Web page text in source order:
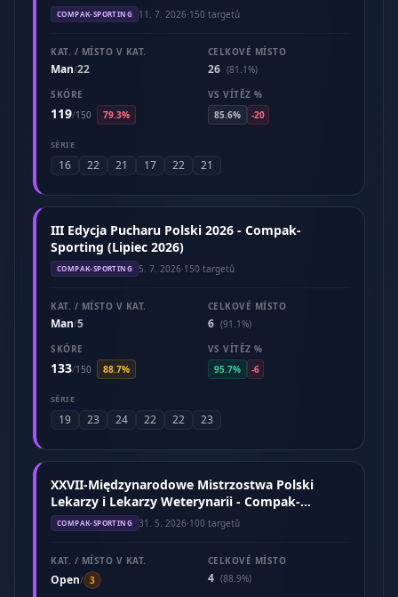
COMPAK-SPORTING 11. 7. 2026·150 targetů
KAT. / MÍSTO V KAT.
Man/22
CELKOVÉ MÍSTO
26 (81.1%)
SKÓRE
119/150 79.3%
VS VÍTĚZ %
85.6%
-20
SÉRIE
16 22 21 17 22 21
III Edycja Pucharu Polski 2026 - Compak-
Sporting (Lipiec 2026)
COMPAK-SPORTING 5. 7. 2026·150 targetů
KAT. / MÍSTO V KAT.
Man/5
CELKOVÉ MÍSTO
6 (91.1%)
SKÓRE
133/150 88.7%
VS VÍTĚZ %
95.7%
-6
SÉRIE
19 23 24 22 22 23
XXVII-Międzynarodowe Mistrzostwa Polski
Lekarzy i Lekarzy Weterynarii - Compak-
Sporting (Maj 2026)
COMPAK-SPORTING 31. 5. 2026·100 targetů
KAT. / MÍSTO V KAT.
Open/ 3
CELKOVÉ MÍSTO
4 (88.9%)